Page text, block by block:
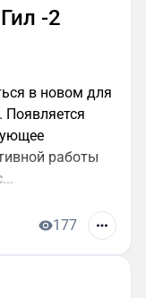
-2
в новом для
работы
177